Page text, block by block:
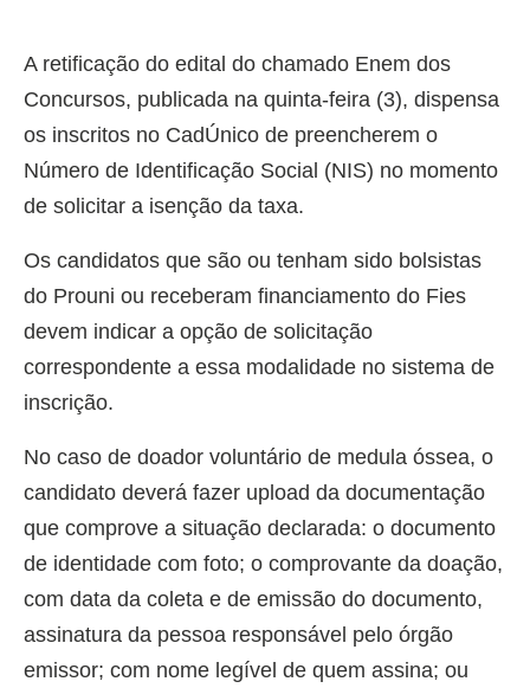
A retificação do edital do chamado Enem dos
Concursos, publicada na quinta-feira (3), dispensa
os inscritos no CadÚnico de preencherem o
Número de Identificação Social (NIS) no momento
de solicitar a isenção da taxa.​​
​Os candidatos que são ou tenham sido bolsistas
do Prouni ou receberam financiamento do Fies
devem indicar a opção de solicitação
correspondente a essa modalidade no sistema de
inscrição.
No caso de doador voluntário de medula óssea, o
candidato deverá fazer upload da documentação
que comprove a situação declarada: o documento
de identidade com foto; o comprovante da doação,
com data da coleta e de emissão do documento,
assinatura da pessoa responsável pelo órgão
emissor; com nome legível de quem assina; ou